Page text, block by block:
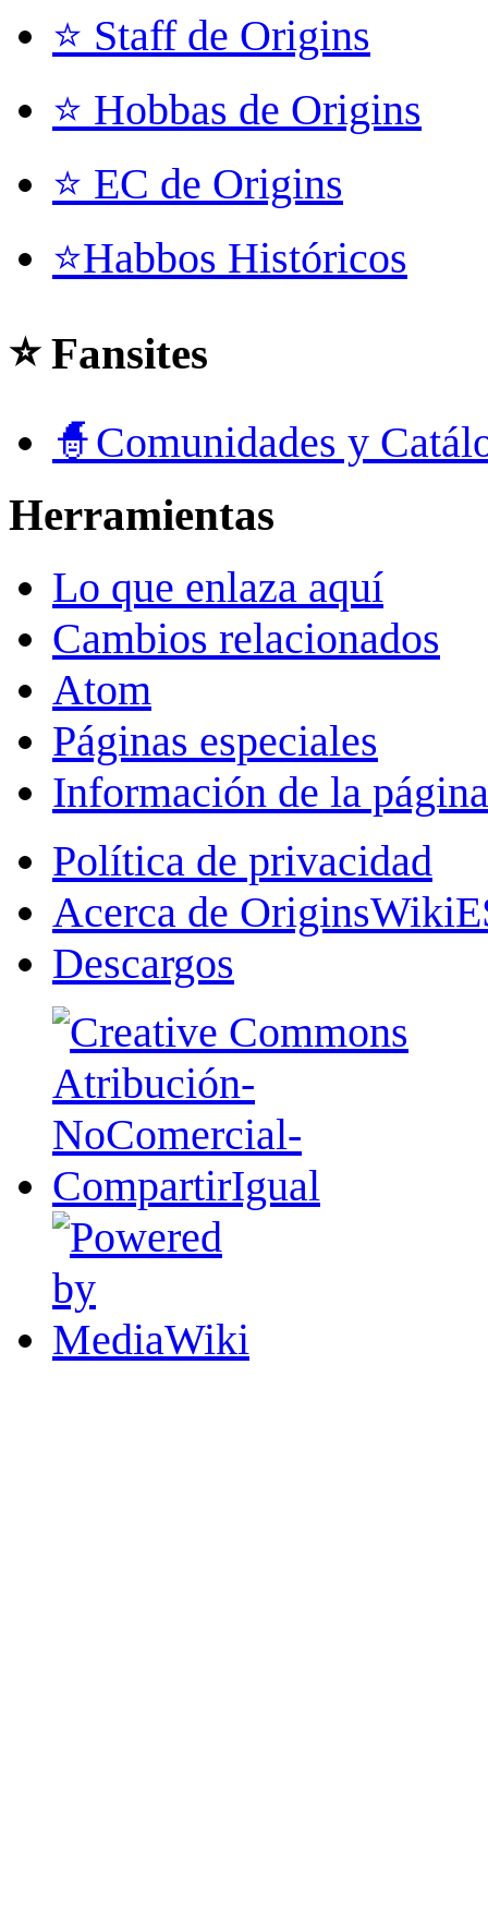
⭐ Staff de Origins
⭐ Hobbas de Origins
⭐ EC de Origins
⭐Habbos Históricos
⭐ Fansites
🧙Comunidades y
Herramientas
Lo que enlaza aquí
Cambios relacionados
Atom
Páginas especiales
Información de la página
Política de privacidad
Acerca de
Descargos